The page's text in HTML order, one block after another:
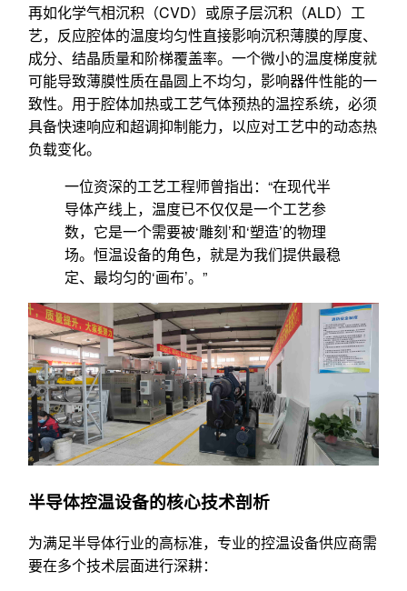
再如化学气相沉积（CVD）或原子层沉积（ALD）工
艺，反应腔体的温度均匀性直接影响沉积薄膜的厚度、
成分、结晶质量和阶梯覆盖率。一个微小的温度梯度就
可能导致薄膜性质在晶圆上不均匀，影响器件性能的一
致性。用于腔体加热或工艺气体预热的温控系统，必须
具备快速响应和超调抑制能力，以应对工艺中的动态热
负载变化。
一位资深的工艺工程师曾指出：“在现代半
导体产线上，温度已不仅仅是一个工艺参
数，它是一个需要被‘雕刻’和‘塑造’的物理
场。恒温设备的角色，就是为我们提供最稳
定、最均匀的‘画布’。”
半导体控温设备的核心技术剖析
为满足半导体行业的高标准，专业的控温设备供应商需
要在多个技术层面进行深耕：